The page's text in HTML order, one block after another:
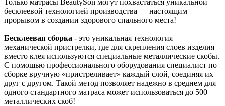
Только матрасы BeautySon могут похвастаться уникальной
бесклеевой технологией производства — настоящим
прорывом в создании здорового спального места!
Бесклеевая сборка - это уникальная технология
механической пристрелки, где для скрепления слоев изделия
вместо клея используются специальные металлические скобы.
С помощью профессионального оборудования специалист по
сборке вручную «пристреливает» каждый слой, соединяя их
друг с другом. Такой метод позволяет надежно в среднем для
одного стандартного матраса может использоваться до 500
металлических скоб!